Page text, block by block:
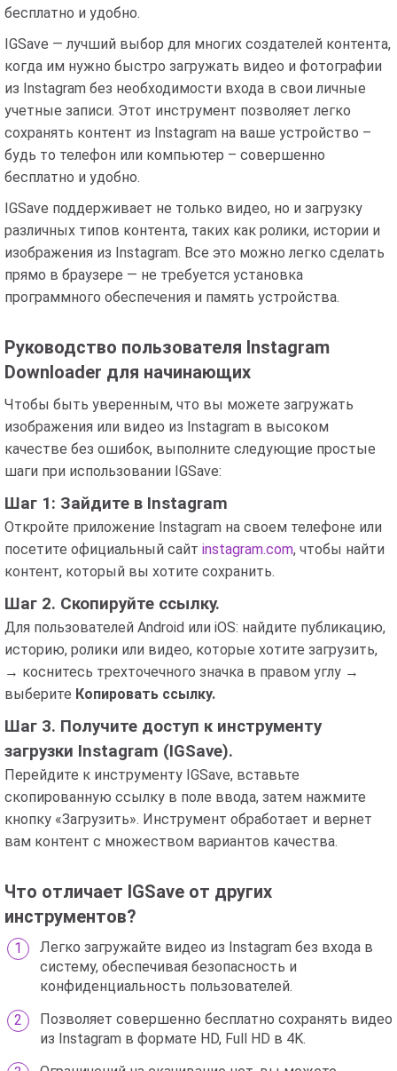
бесплатно и удобно.
IGSave — лучший выбор для многих создателей контента,
когда им нужно быстро загружать видео и фотографии
из Instagram без необходимости входа в свои личные
учетные записи. Этот инструмент позволяет легко
сохранять контент из Instagram на ваше устройство –
будь то телефон или компьютер – совершенно
бесплатно и удобно.
IGSave поддерживает не только видео, но и загрузку
различных типов контента, таких как ролики, истории и
изображения из Instagram. Все это можно легко сделать
прямо в браузере — не требуется установка
программного обеспечения и память устройства.
Руководство пользователя Instagram
Downloader для начинающих
Чтобы быть уверенным, что вы можете загружать
изображения или видео из Instagram в высоком
качестве без ошибок, выполните следующие простые
шаги при использовании IGSave:
Шаг 1: Зайдите в Instagram
Откройте приложение Instagram на своем телефоне или
посетите официальный сайт instagram.com, чтобы найти
контент, который вы хотите сохранить.
Шаг 2. Скопируйте ссылку.
Для пользователей Android или iOS: найдите публикацию,
историю, ролики или видео, которые хотите загрузить,
→ коснитесь трехточечного значка в правом углу →
выберите Копировать ссылку.
Шаг 3. Получите доступ к инструменту
загрузки Instagram (IGSave).
Перейдите к инструменту IGSave, вставьте
скопированную ссылку в поле ввода, затем нажмите
кнопку «Загрузить». Инструмент обработает и вернет
вам контент с множеством вариантов качества.
Что отличает IGSave от других
инструментов?
Легко загружайте видео из Instagram без входа в
систему, обеспечивая безопасность и
конфиденциальность пользователей.
Позволяет совершенно бесплатно сохранять видео
из Instagram в формате HD, Full HD в 4K.